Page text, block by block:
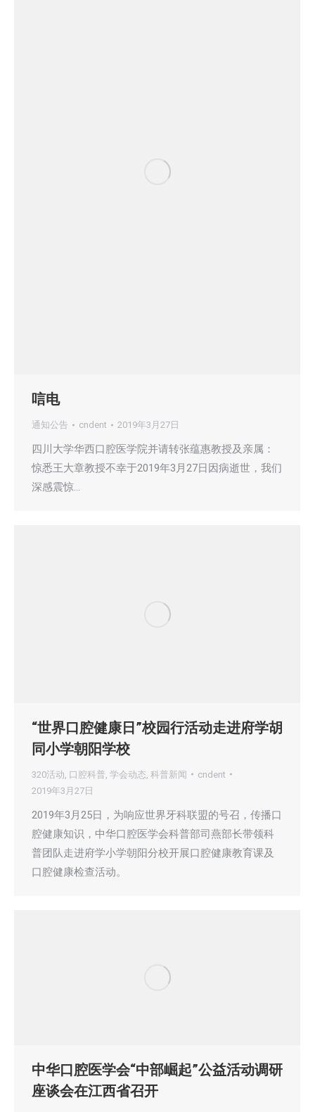
唁电
通知公告 cndent 2019年3月27日
四川大学华西口腔医学院并请转张蕴惠教授及亲属：
惊悉王大章教授不幸于2019年3月27日因病逝世，我们
深感震惊…
“世界口腔健康日”校园行活动走进府学胡
同小学朝阳学校
320活动 口腔科普 学会动态 科普新闻
cndent
2019年3月27日
2019年3月25日，为响应世界牙科联盟的号召，传播口
腔健康知识，中华口腔医学会科普部司燕部长带领科
普团队走进府学小学朝阳分校开展口腔健康教育课及
口腔健康检查活动。
中华口腔医学会“中部崛起”公益活动调研
座谈会在江西省召开